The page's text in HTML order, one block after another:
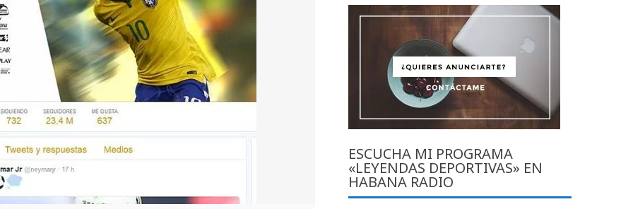
ESCUCHA MI PROGRAMA
«LEYENDAS DEPORTIVAS» EN
HABANA RADIO